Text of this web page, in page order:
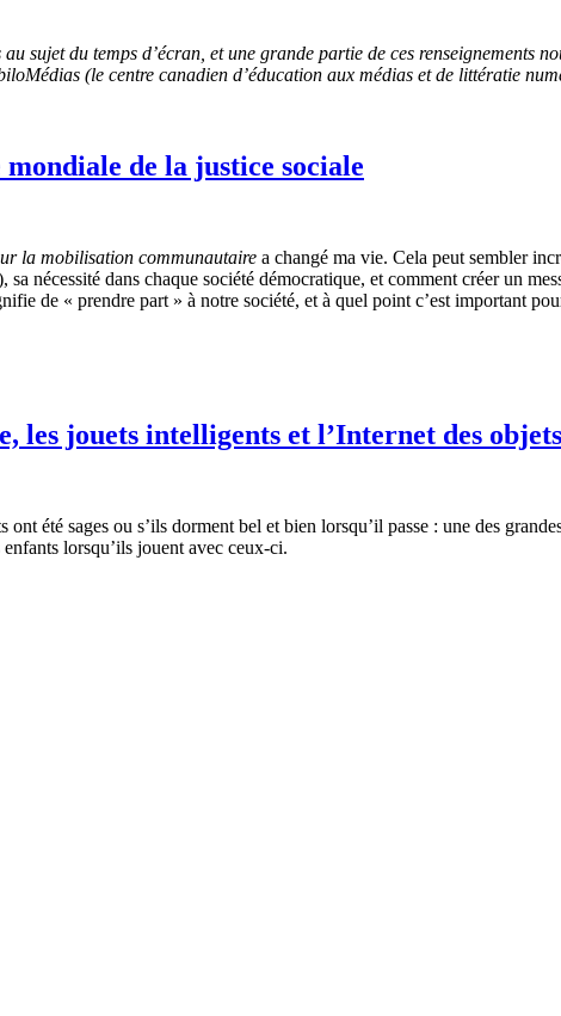
sujet du temps d’écran, et une grande partie de ces renseignements
(le centre canadien d’éducation aux médias et de littératie
de la justice sociale
la mobilisation communautaire a changé ma vie. Cela peut sembler
nécessité dans chaque société démocratique, et comment créer un
de « prendre part » à notre société, et à quel point c’est important
les jouets intelligents et l’Internet des objets
été sages ou s’ils dorment bel et bien lorsqu’il passe : une des
lorsqu’ils jouent avec ceux-ci.